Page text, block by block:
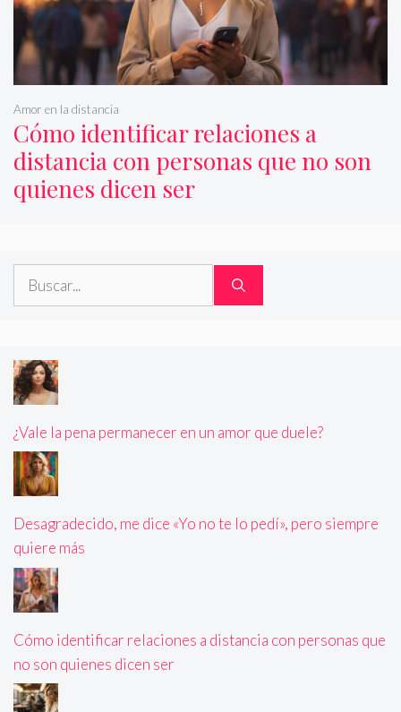
Cómo identificar relaciones a
distancia con personas que no son
quienes dicen ser
Amor en la distancia
Buscar:
¿Vale la pena permanecer en un amor que duele?
Desagradecido, me dice «Yo no te lo pedí», pero siempre
quiere más
Cómo identificar relaciones a distancia con personas que
no son quienes dicen ser